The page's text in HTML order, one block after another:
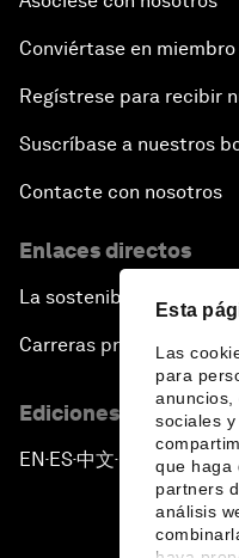
Esta
Las
para
anuncios,
sociales y
que haga
partners
análisis
Conviértase en miembro
Regístrese para recibir
Suscríbase a nuestros
Contacte con nosotros
Enlaces directos
La sostenibilidad en el
Carreras profesionales
Ediciones en otros
EN ▪ES▪中文▪ 日本語